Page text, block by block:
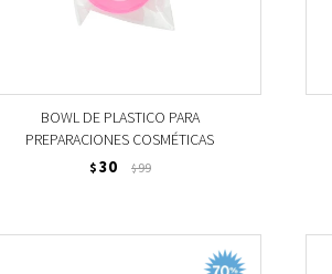
BOWL DE PLASTICO PARA
PREPARACIONES COSMÉTICAS
$ 30 $99